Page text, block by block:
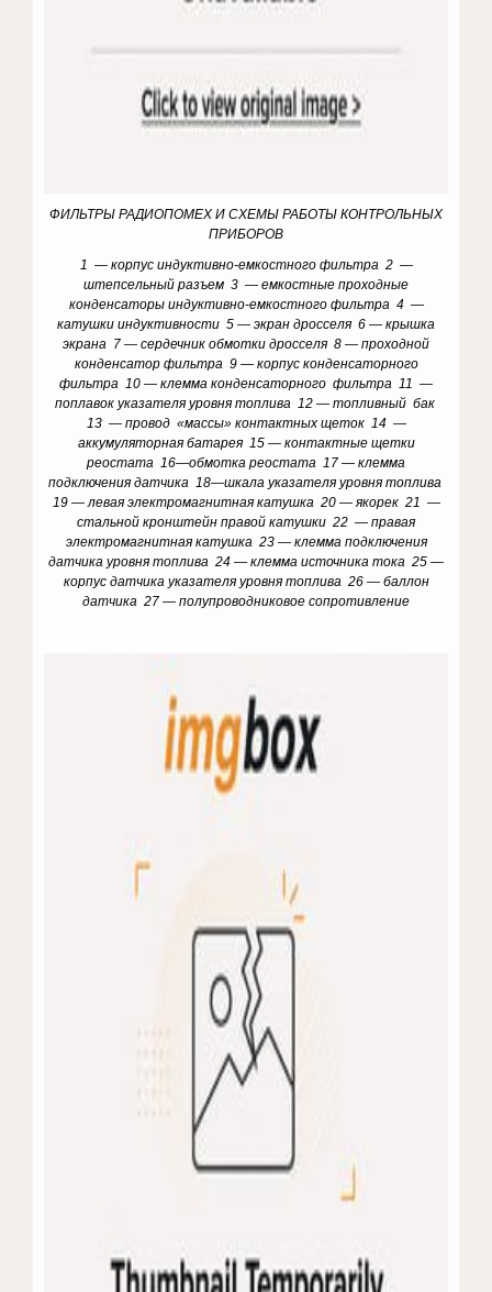
ФИЛЬТРЫ РАДИОПОМЕХ И СХЕМЫ РАБОТЫ КОНТРОЛЬНЫХ
ПРИБОРОВ
1 — корпус индуктивно-емкостного фильтра 2 —
штепсельный разъем 3 — емкостные проходные
конденсаторы индуктивно-емкостного фильтра 4 —
катушки индуктивности 5 — экран дросселя 6 — крышка
экрана 7 — сердечник обмотки дросселя 8 — проходной
конденсатор фильтра 9 — корпус конденсаторного
фильтра 10 — клемма конденсаторного фильтра 11 —
поплавок указателя уровня топлива 12 — топливный бак
13 — провод «массы» контактных щеток 14 —
аккумуляторная батарея 15 — контактные щетки
реостата 16—обмотка реостата 17 — клемма
подключения датчика 18—шкала указателя уровня топлива
19 — левая электромагнитная катушка 20 — якорек 21 —
стальной кронштейн правой катушки 22 — правая
электромагнитная катушка 23 — клемма подключения
датчика уровня топлива 24 — клемма источника тока 25 —
корпус датчика указателя уровня топлива 26 — баллон
датчика 27 — полупроводниковое сопротивление